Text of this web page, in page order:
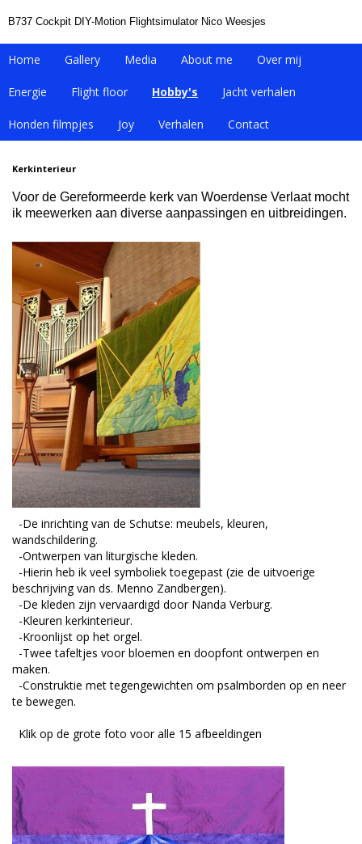
B737 Cockpit DIY-Motion Flightsimulator Nico Weesjes
Home Gallery Media About me Over mij
Energie Flight floor Hobby's Jacht verhalen
Honden filmpjes Joy Verhalen Contact
Kerkinterieur
Voor de Gereformeerde kerk van Woerdense Verlaat mocht
ik meewerken aan diverse aanpassingen en uitbreidingen.
-De inrichting van de Schutse: meubels, kleuren,
wandschildering.
-Ontwerpen van liturgische kleden.
-Hierin heb ik veel symboliek toegepast (zie de uitvoerige
beschrijving van ds. Menno Zandbergen).
-De kleden zijn vervaardigd door Nanda Verburg.
-Kleuren kerkinterieur.
-Kroonlijst op het orgel.
-Twee tafeltjes voor bloemen en doopfont ontwerpen en
maken.
-Construktie met tegengewichten om psalmborden op en neer
te bewegen.
Klik op de grote foto voor alle 15 afbeeldingen